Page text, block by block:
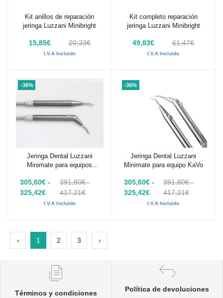
Añadir al carrito
Kit anillos de reparación
jeringa Luzzani Minibright
15,85€ 20,33€
I.V.A Incluido
Añadir al carrito
Kit completo reparación
jeringa Luzzani Minibright
49,83€ 61,47€
I.V.A Incluido
-36%
Añadir al carrito
Jeringa Dental Luzzani
Minimate para equipos
Stern Webber)
305,60€ -
325,42€
391,80€ -
417,21€
I.V.A Incluido
-36%
Añadir al carrito
Jeringa Dental Luzzani
Minimate para equipo KaVo
305,60€ -
325,42€
391,80€ -
417,21€
I.V.A Incluido
‹ 1 2 3 ›
Términos y condiciones
Política de devoluciones